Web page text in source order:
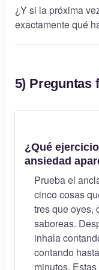
¿Y si la próxima
exactamente qué
5) Preguntas
¿Qué
ansiedad
Prueba el
cinco cosas
tres que oyes,
saboreas.
inhala
contando
minutos.